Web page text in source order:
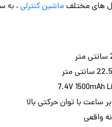
های مختلف ماشین کنترلی ، به